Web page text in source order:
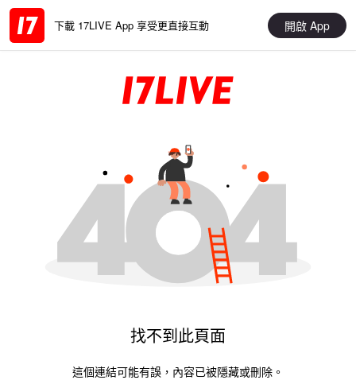
下載 17LIVE App 享受更直接互動 開啟 App
找不到此頁面
這個連結可能有誤，內容已被隱藏或刪除。